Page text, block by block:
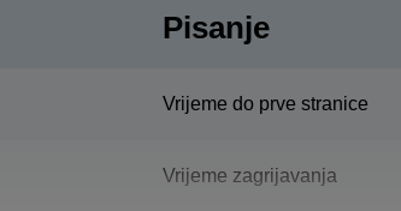
Pisanje
Vrijeme do prve stranice
Vrijeme zagrijavanja